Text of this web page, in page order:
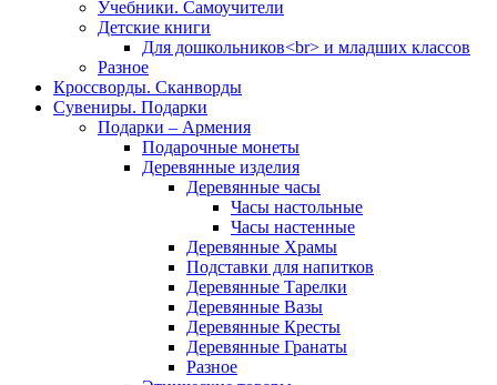
Учебники. Самоучители
Детские книги
Для дошкольников<br> и младших классов
Разное
Кроссворды. Сканворды
Сувениры. Подарки
Подарки – Армения
Подарочные монеты
Деревянные изделия
Деревянные часы
Часы настольные
Часы настенные
Деревянные Храмы
Подставки для напитков
Деревянные Тарелки
Деревянные Вазы
Деревянные Кресты
Деревянные Гранаты
Разное